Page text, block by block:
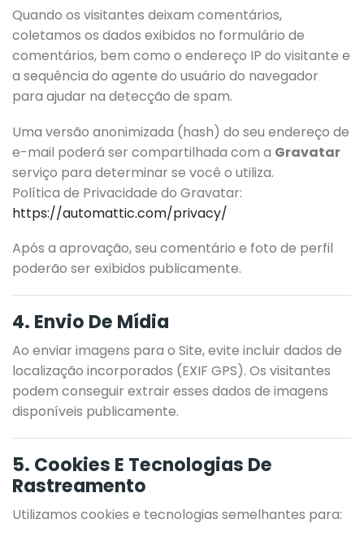
Quando os visitantes deixam comentários,
coletamos os dados exibidos no formulário de
comentários, bem como o endereço IP do visitante e
a sequência do agente do usuário do navegador
para ajudar na detecção de spam.
Uma versão anonimizada (hash) do seu endereço de
e-mail poderá ser compartilhada com a Gravatar
serviço para determinar se você o utiliza.
Política de Privacidade do Gravatar:
https://automattic.com/privacy/
Após a aprovação, seu comentário e foto de perfil
poderão ser exibidos publicamente.
4. Envio De Mídia
Ao enviar imagens para o Site, evite incluir dados de
localização incorporados (EXIF GPS). Os visitantes
podem conseguir extrair esses dados de imagens
disponíveis publicamente.
5. Cookies E Tecnologias De
Rastreamento
Utilizamos cookies e tecnologias semelhantes para: